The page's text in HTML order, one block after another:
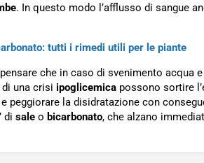
. In questo modo l’afflusso di sangue
tutti i rimedi utili per le piante
che in caso di svenimento
una crisi ipoglicemica possono sortire
peggiorare la disidratazione con
di sale o bicarbonato, che alzano